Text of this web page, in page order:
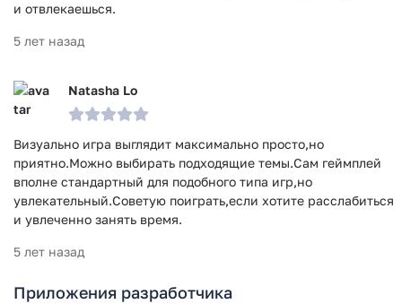
и отвлекаешься.
5 лет назад
Natasha Lo
Визуально игра выглядит максимально просто,но
приятно.Можно выбирать подходящие темы.Сам геймплей
вполне стандартный для подобного типа игр,но
увлекательный.Советую поиграть,если хотите расслабиться
и увлеченно занять время.
5 лет назад
Приложения разработчика